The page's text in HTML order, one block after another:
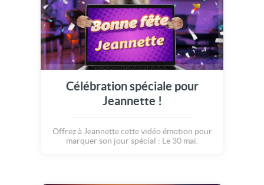
Célébration spéciale pour
Jeannette !
Offrez à Jeannette cette vidéo émotion pour
marquer son jour spécial : Le 30 mai.